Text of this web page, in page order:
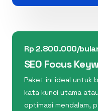
Rp 2.800.000/
SEO Focus
Paket ini ideal untuk
kata kunci utama
optimasi mendalam,